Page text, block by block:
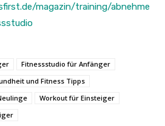
magazin/training/abnehme
Fitnessstudio für Anfänger
und Fitness Tipps
Workout für Einsteiger